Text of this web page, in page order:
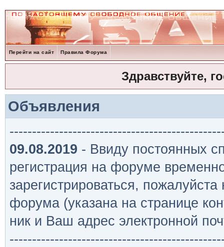
Перейти на сайт Правила Форума
Здравствуйте,
Объявления
09.08.2019 - Ввиду постоянных
регистрация на форуме
зарегистрироваться,
форума (указана на странице
ник и Ваш адрес электронной